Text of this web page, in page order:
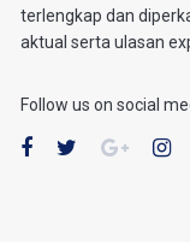
terlengkap dan
aktual serta ulasan
Follow us on social